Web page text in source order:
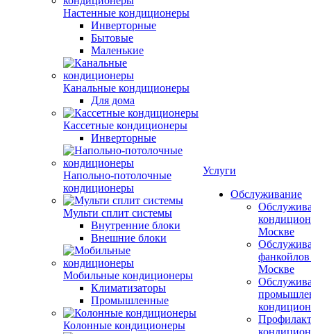
Настенные кондиционеры
Инверторные
Бытовые
Маленькие
Канальные кондиционеры
Для дома
Кассетные кондиционеры
Инверторные
Напольно-потолочные
кондиционеры
Мульти сплит системы
Внутренние блоки
Внешние блоки
Мобильные кондиционеры
Климатизаторы
Промышленные
Колонные кондиционеры
Услуги
Обслуживание
Москве
Москве